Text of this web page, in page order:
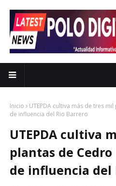
Inicio
UTEPDA cultiva más de tres
de influencia del Rio Barrero
UTEPDA cultiva
plantas de
de influencia del